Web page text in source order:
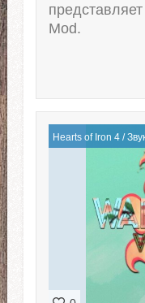
Mod.
Hearts of Iron 4/